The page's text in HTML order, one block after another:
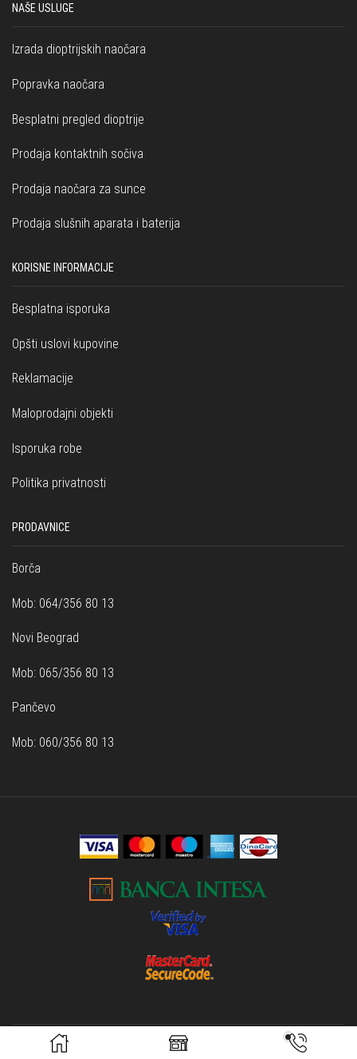
NAŠE USLUGE
Izrada dioptrijskih naočara
Popravka naočara
Besplatni pregled dioptrije
Prodaja kontaktnih sočiva
Prodaja naočara za sunce
Prodaja slušnih aparata i baterija
KORISNE INFORMACIJE
Besplatna isporuka
Opšti uslovi kupovine
Reklamacije
Maloprodajni objekti
Isporuka robe
Politika privatnosti
PRODAVNICE
Borča
Mob: 064/356 80 13
Novi Beograd
Mob: 065/356 80 13
Pančevo
Mob: 060/356 80 13
Sva prava rezervisana od © 2006 - 2022 Optika Lukić | Designed